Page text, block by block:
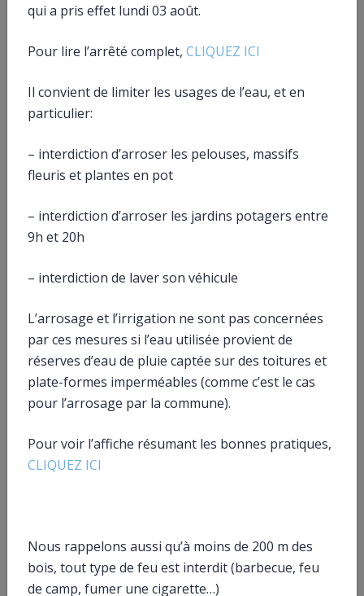
En quoi consiste le plafonnement global des niches
Comment déterminer son domicile fiscal ?
impôts ?
Déduction, réduction d’impôt, crédit d’impôt :
quelles différences ?
Et aussi
déclarer
Argent – Impôts – Consommation
crédits d’impôt
Argent – Impôts – Consommation
Pour en savoir plus
Site des impôts
Ministère chargé des finances
Équipements spécialement conçus pour les
Brochure pratique 2023 – Déclaration des revenus
de 2022
qui a pris effet lundi 03 août.
Pour lire l’arrêté complet, CLIQUEZ ICI
Il convient de limiter les usages de l’eau, et en
particulier:
– interdiction d’arroser les pelouses, massifs
fleuris et plantes en pot
– interdiction d’arroser les jardins potagers entre
9h et 20h
– interdiction de laver son véhicule
L’arrosage et l’irrigation ne sont pas concernées
par ces mesures si l’eau utilisée provient de
réserves d’eau de pluie captée sur des toitures et
plate-formes imperméables (comme c’est le cas
pour l’arrosage par la commune).
Pour voir l’affiche résumant les bonnes pratiques,
CLIQUEZ ICI
Nous rappelons aussi qu’à moins de 200 m des
bois, tout type de feu est interdit (barbecue, feu
de camp, fumer une cigarette…)